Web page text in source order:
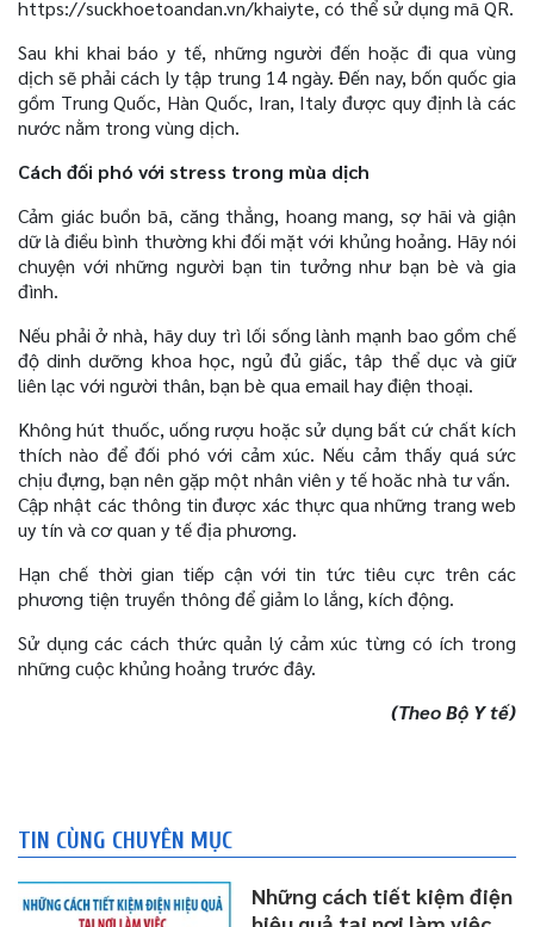
https://suckhoetoandan.vn/khaiyte, có thể sử dụng mã QR.
Sau khi khai báo y tế, những người đến hoặc đi qua vùng
dịch sẽ phải cách ly tập trung 14 ngày. Đến nay, bốn quốc gia
gồm Trung Quốc, Hàn Quốc, Iran, Italy được quy định là các
nước nằm trong vùng dịch.
Cách đối phó với stress trong mùa dịch
Cảm giác buồn bã, căng thẳng, hoang mang, sợ hãi và giận
dữ là điều bình thường khi đối mặt với khủng hoảng. Hãy nói
chuyện với những người bạn tin tưởng như bạn bè và gia
đình.
Nếu phải ở nhà, hãy duy trì lối sống lành mạnh bao gồm chế
độ dinh dưỡng khoa học, ngủ đủ giấc, tâp thể dục và giữ
liên lạc với người thân, bạn bè qua email hay điện thoại.
Không hút thuốc, uống rượu hoặc sử dụng bất cứ chất kích
thích nào để đối phó với cảm xúc. Nếu cảm thấy quá sức
chịu đựng, bạn nên gặp một nhân viên y tế hoăc nhà tư vấn.
Cập nhật các thông tin được xác thực qua những trang web
uy tín và cơ quan y tế địa phương.
Hạn chế thời gian tiếp cận với tin tức tiêu cực trên các
phương tiện truyền thông để giảm lo lắng, kích động.
Sử dụng các cách thức quản lý cảm xúc từng có ích trong
những cuộc khủng hoảng trước đây.
(Theo Bộ Y tế)
TIN CÙNG CHUYÊN MỤC
Những cách tiết kiệm điện